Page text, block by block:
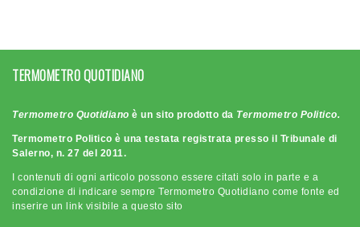
TERMOMETRO QUOTIDIANO
Termometro Quotidiano è un sito prodotto da Termometro Politico.
Termometro Politico è una testata registrata presso il Tribunale di
Salerno, n. 27 del 2011.
I contenuti di ogni articolo possono essere citati solo in parte e a
condizione di indicare sempre Termometro Quotidiano come fonte ed
inserire un link visibile a questo sito